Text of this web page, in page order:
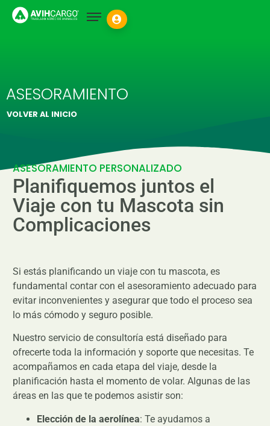
ASESORAMIENTO
VOLVER AL INICIO
ASESORAMIENTO PERSONALIZADO
Planifiquemos juntos el
Viaje con tu Mascota sin
Complicaciones
Si estás planificando un viaje con tu mascota, es
fundamental contar con el asesoramiento adecuado para
evitar inconvenientes y asegurar que todo el proceso sea
lo más cómodo y seguro posible.
Nuestro servicio de consultoría está diseñado para
ofrecerte toda la información y soporte que necesitas. Te
acompañamos en cada etapa del viaje, desde la
planificación hasta el momento de volar. Algunas de las
áreas en las que te podemos asistir son:
Elección de la aerolínea: Te ayudamos a